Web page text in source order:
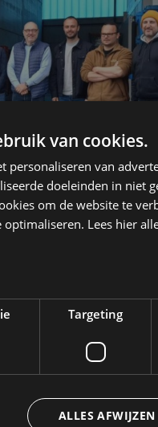
naar 56
meer dan 6.000
van cookies.
personaliseren van
doeleinden in niet
om de website te
Lees hier
Targeting
ALLES AFWIJZEN